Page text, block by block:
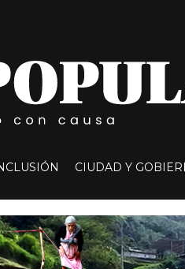
CIUDAD Y